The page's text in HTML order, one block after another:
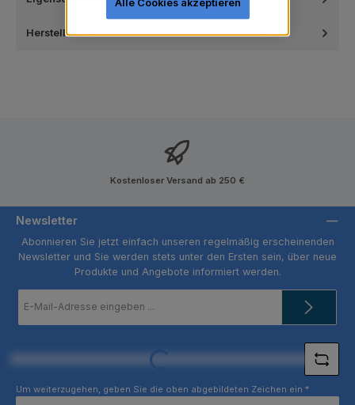
Hersteller
Kostenloser Versand ab 250 €
Newsletter
Abonnieren Sie jetzt einfach unseren regelmäßig erscheinenden
Newsletter und Sie werden stets unter den Ersten sein, über neue
Produkte und Angebote informiert werden.
Mail-
Loading...
Um weiterzugehen, geben Sie die oben abgebildeten Zeichen ein *
Alle Cookies akzeptieren